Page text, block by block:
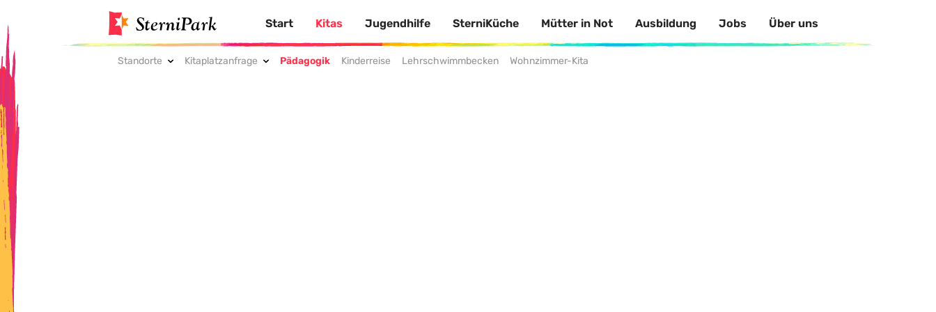
Start Kitas
Standorte Kitaplatzanfrage Pädagogik Kinderreise Lehrschwimmbecken Wohnzimmer-Kita
Jugendhilfe SterniKüche Mütter in Not Ausbildung Jobs Über uns